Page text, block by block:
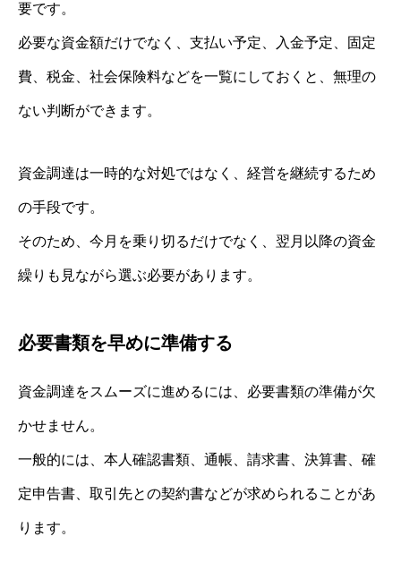
要です。
必要な資金額だけでなく、支払い予定、入金予定、固定
費、税金、社会保険料などを一覧にしておくと、無理の
ない判断ができます。
資金調達は一時的な対処ではなく、経営を継続するため
の手段です。
そのため、今月を乗り切るだけでなく、翌月以降の資金
繰りも見ながら選ぶ必要があります。
必要書類を早めに準備する
資金調達をスムーズに進めるには、必要書類の準備が欠
かせません。
一般的には、本人確認書類、通帳、請求書、決算書、確
定申告書、取引先との契約書などが求められることがあ
ります。